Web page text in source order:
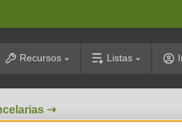
Recursos Listas
⇢